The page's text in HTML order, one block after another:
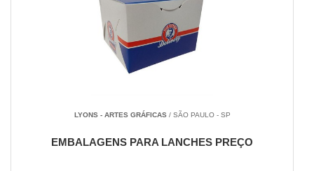
LYONS - ARTES GRÁFICAS/ SÃO PAULO - SP
EMBALAGENS PARA LANCHES PREÇO